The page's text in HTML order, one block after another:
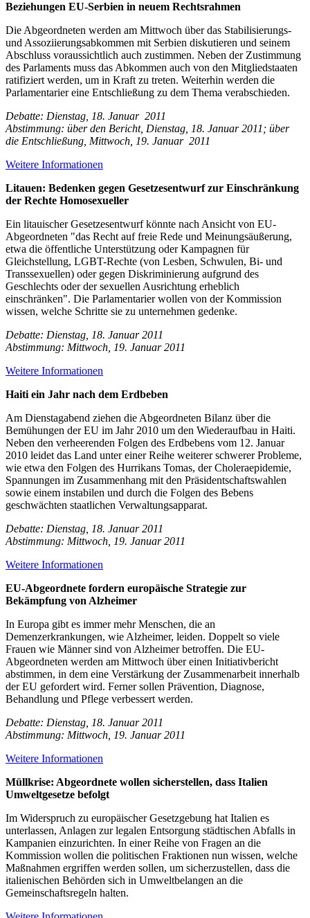
Beziehungen EU-Serbien in neuem Rechtsrahmen
Die Abgeordneten werden am Mittwoch über das Stabilisierungs-
und Assoziierungsabkommen mit Serbien diskutieren und seinem
Abschluss voraussichtlich auch zustimmen. Neben der Zustimmung
des Parlaments muss das Abkommen auch von den Mitgliedstaaten
ratifiziert werden, um in Kraft zu treten. Weiterhin werden die
Parlamentarier eine Entschließung zu dem Thema verabschieden.
Debatte: Dienstag, 18. Januar 2011
Abstimmung: über den Bericht, Dienstag, 18. Januar 2011; über
die Entschließung, Mittwoch, 19. Januar 2011
Weitere Informationen
Litauen: Bedenken gegen Gesetzesentwurf zur Einschränkung
der Rechte Homosexueller
Ein litauischer Gesetzesentwurf könnte nach Ansicht von EU-
Abgeordneten "das Recht auf freie Rede und Meinungsäußerung,
etwa die öffentliche Unterstützung oder Kampagnen für
Gleichstellung, LGBT-Rechte (von Lesben, Schwulen, Bi- und
Transsexuellen) oder gegen Diskriminierung aufgrund des
Geschlechts oder der sexuellen Ausrichtung erheblich
einschränken". Die Parlamentarier wollen von der Kommission
wissen, welche Schritte sie zu unternehmen gedenke.
Debatte: Dienstag, 18. Januar 2011
Abstimmung: Mittwoch, 19. Januar 2011
Weitere Informationen
Haiti ein Jahr nach dem Erdbeben
Am Dienstagabend ziehen die Abgeordneten Bilanz über die
Bemühungen der EU im Jahr 2010 um den Wiederaufbau in Haiti.
Neben den verheerenden Folgen des Erdbebens vom 12. Januar
2010 leidet das Land unter einer Reihe weiterer schwerer Probleme,
wie etwa den Folgen des Hurrikans Tomas, der Choleraepidemie,
Spannungen im Zusammenhang mit den Präsidentschaftswahlen
sowie einem instabilen und durch die Folgen des Bebens
geschwächten staatlichen Verwaltungsapparat.
Debatte: Dienstag, 18. Januar 2011
Abstimmung: Mittwoch, 19. Januar 2011
Weitere Informationen
EU-Abgeordnete fordern europäische Strategie zur
Bekämpfung von Alzheimer
In Europa gibt es immer mehr Menschen, die an
Demenzerkrankungen, wie Alzheimer, leiden. Doppelt so viele
Frauen wie Männer sind von Alzheimer betroffen. Die EU-
Abgeordneten werden am Mittwoch über einen Initiativbericht
abstimmen, in dem eine Verstärkung der Zusammenarbeit innerhalb
der EU gefordert wird. Ferner sollen Prävention, Diagnose,
Behandlung und Pflege verbessert werden.
Debatte: Dienstag, 18. Januar 2011
Abstimmung: Mittwoch, 19. Januar 2011
Weitere Informationen
Müllkrise: Abgeordnete wollen sicherstellen, dass Italien
Umweltgesetze befolgt
Im Widerspruch zu europäischer Gesetzgebung hat Italien es
unterlassen, Anlagen zur legalen Entsorgung städtischen Abfalls in
Kampanien einzurichten. In einer Reihe von Fragen an die
Kommission wollen die politischen Fraktionen nun wissen, welche
Maßnahmen ergriffen werden sollen, um sicherzustellen, dass die
italienischen Behörden sich in Umweltbelangen an die
Gemeinschaftsregeln halten.